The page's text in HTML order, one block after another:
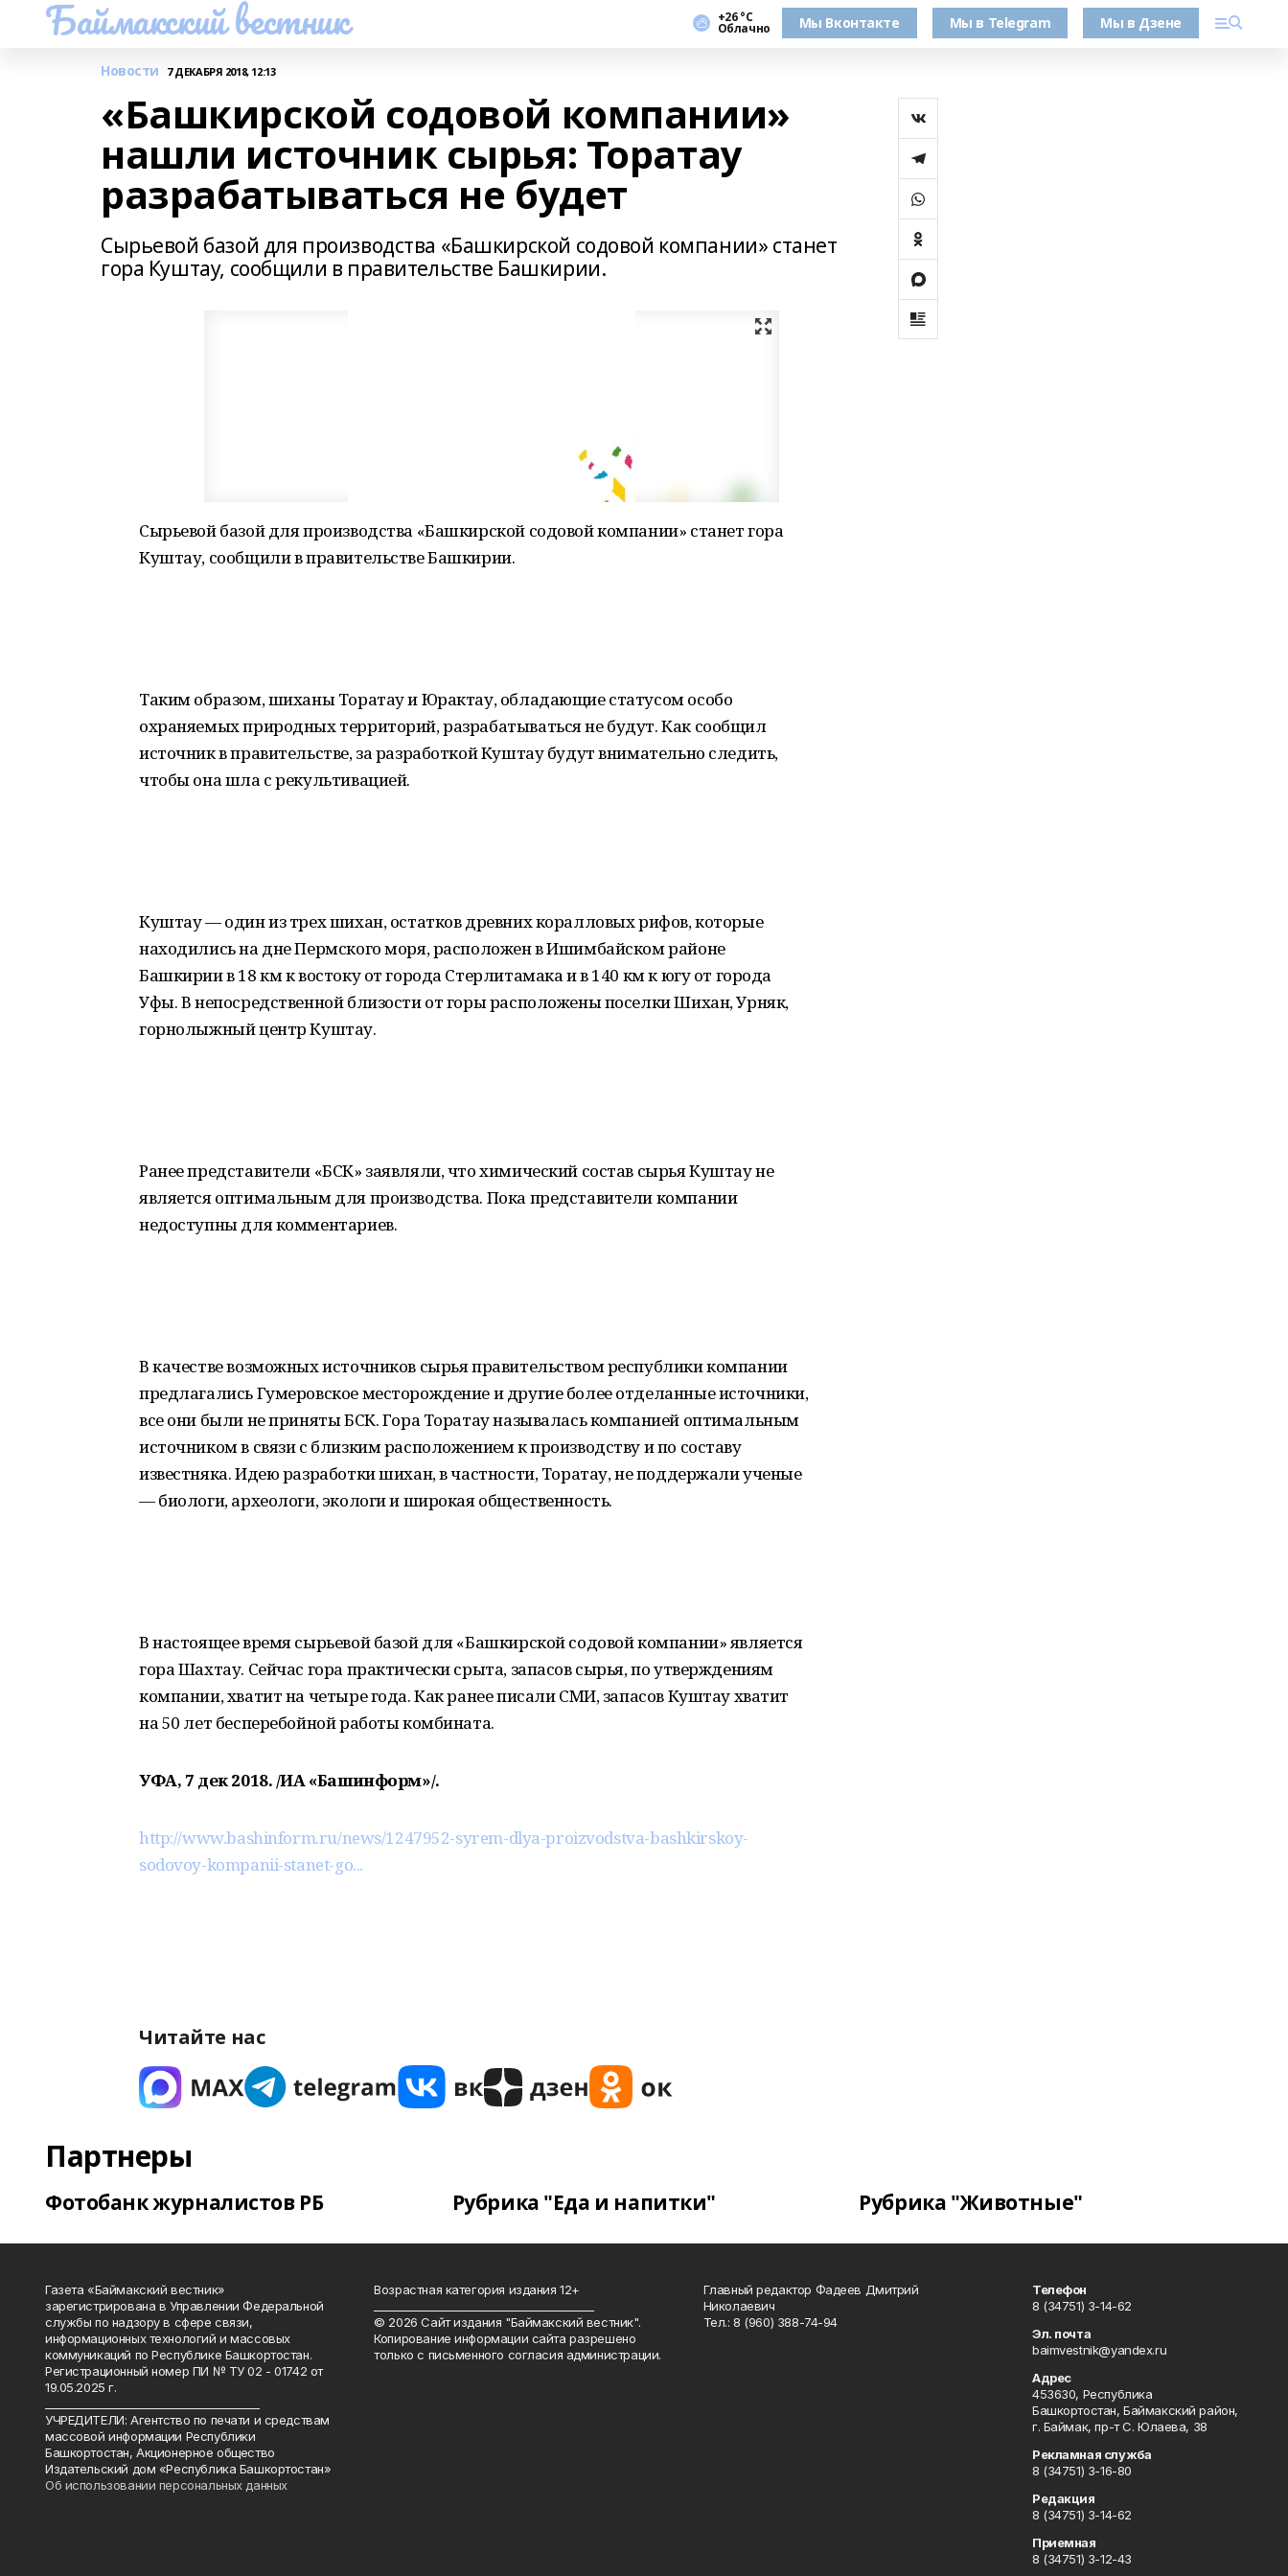
Баймакский вестник +26 °С
Облачно Мы Вконтакте Мы в Telegram Мы в Дзене
Новости 7 ДЕКАБРЯ 2018, 12:13
«Башкирской содовой компании»
нашли источник сырья: Торатау
разрабатываться не будет
Сырьевой базой для производства «Башкирской содовой компании» станет
гора Куштау, сообщили в правительстве Башкирии.
Сырьевой базой для производства «Башкирской содовой компании» станет гора
Куштау, сообщили в правительстве Башкирии.
Таким образом, шиханы Торатау и Юрактау, обладающие статусом особо
охраняемых природных территорий, разрабатываться не будут. Как сообщил
источник в правительстве, за разработкой Куштау будут внимательно следить,
чтобы она шла с рекультивацией.
Куштау — один из трех шихан, остатков древних коралловых рифов, которые
находились на дне Пермского моря, расположен в Ишимбайском районе
Башкирии в 18 км к востоку от города Стерлитамака и в 140 км к югу от города
Уфы. В непосредственной близости от горы расположены поселки Шихан, Урняк,
горнолыжный центр Куштау.
Ранее представители «БСК» заявляли, что химический состав сырья Куштау не
является оптимальным для производства. Пока представители компании
недоступны для комментариев.
В качестве возможных источников сырья правительством республики компании
предлагались Гумеровское месторождение и другие более отделанные источники,
все они были не приняты БСК. Гора Торатау называлась компанией оптимальным
источником в связи с близким расположением к производству и по составу
известняка. Идею разработки шихан, в частности, Торатау, не поддержали ученые
— биологи, археологи, экологи и широкая общественность.
В настоящее время сырьевой базой для «Башкирской содовой компании» является
гора Шахтау. Сейчас гора практически срыта, запасов сырья, по утверждениям
компании, хватит на четыре года. Как ранее писали СМИ, запасов Куштау хватит
на 50 лет бесперебойной работы комбината.
УФА, 7 дек 2018. /ИА «Башинформ»/.
http://www.bashinform.ru/news/1247952-syrem-dlya-proizvodstva-bashkirskoy-
sodovoy-kompanii-stanet-go...
Читайте нас
Партнеры
Фотобанк журналистов РБ Рубрика "Еда и напитки" Рубрика "Животные"
Газета «Баймакский вестник»
зарегистрирована в Управлении Федеральной
службы по надзору в сфере связи,
информационных технологий и массовых
коммуникаций по Республике Башкортостан.
Регистрационный номер ПИ № ТУ 02 - 01742 от
19.05.2025 г.
УЧРЕДИТЕЛИ: Агентство по печати и средствам
массовой информации Республики
Башкортостан, Акционерное общество
Издательский дом «Республика Башкортостан»
Об использовании персональных данных
Возрастная категория издания 12+
© 2026 Сайт издания "Баймакский вестник".
Копирование информации сайта разрешено
только с письменного согласия администрации.
Главный редактор Фадеев Дмитрий
Николаевич
Тел.: 8 (960) 388-74-94
Телефон
8 (34751) 3-14-62
Эл. почта
baimvestnik@yandex.ru
Адрес
453630, Республика
Башкортостан, Баймакский район,
г. Баймак, пр-т С. Юлаева, 38
Рекламная служба
8 (34751) 3-16-80
Редакция
8 (34751) 3-14-62
Приемная
8 (34751) 3-12-43